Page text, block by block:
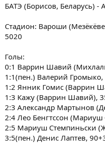
БАТЭ (Борисов, Беларусь) -
Стадион: Вароши
5020
Голы:
0:1 Варрин Шавий
1:1(пен.) Валерий Громыко,
1:2 Янник Гомис (Варрин
1:3 Кажу (Варрин Шавий),
2:3 Александр Мартынов
2:4 Лео Бенгтссон
2:5 Мариуш Стемпиньски
3:5(пен.) Денис Лаптев,